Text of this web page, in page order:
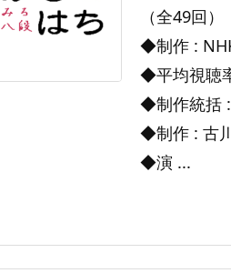
（全49回）
◆制作 :
◆平均視聴
◆制作統括
◆制作 : 古
◆演 ...